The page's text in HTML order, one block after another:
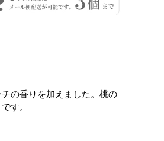
の香りを加えました。桃の
す。